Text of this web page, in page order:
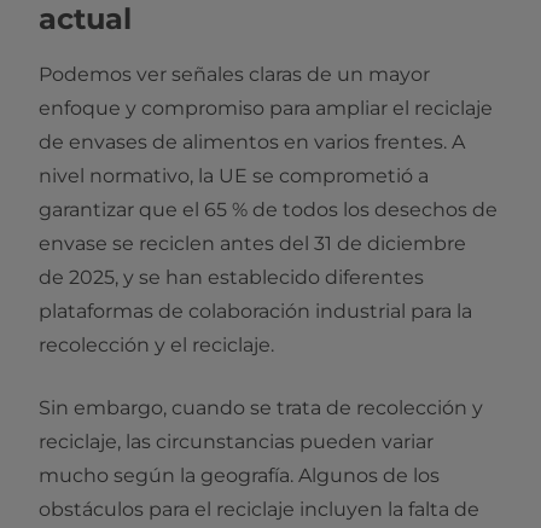
actual
Podemos ver señales claras de un mayor
enfoque y compromiso para ampliar el reciclaje
de envases de alimentos en varios frentes. A
nivel normativo, la UE se comprometió a
garantizar que el 65 % de todos los desechos de
envase se reciclen antes del 31 de diciembre
de 2025, y se han establecido diferentes
plataformas de colaboración industrial para la
recolección y el reciclaje.
Sin embargo, cuando se trata de recolección y
reciclaje, las circunstancias pueden variar
mucho según la geografía. Algunos de los
obstáculos para el reciclaje incluyen la falta de